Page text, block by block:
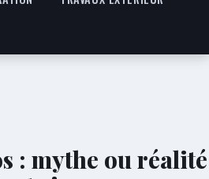
: mythe ou